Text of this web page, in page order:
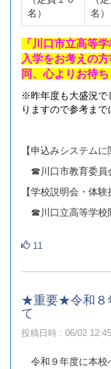
名）
名）
「川口市立高等
入学をお考えの
同、心よりお待
※昨年度も大盛況で
りますので参考まで
【申込みシステム
☎川口市教育委員
【学校説明会・体
☎川口立高等学校
11
★重要★令和８
て
投稿日時 : 06/02
令和９年度に本校